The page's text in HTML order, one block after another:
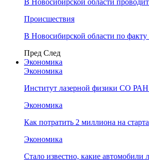
В Новосибирской области
Происшествия
В Новосибирской области по
Пред След
Экономика
Экономика
Институт лазерной физики СО
Экономика
Как потратить 2 миллиона на
Экономика
Стало известно, какие